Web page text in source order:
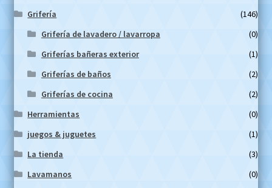
Grifería
(146)
Grifería de lavadero / lavarropa
(0)
Griferías bañeras exterior
(1)
Griferías de baños
(2)
Griferías de cocina
(2)
Herramientas
(0)
juegos & juguetes
(1)
La tienda
(3)
Lavamanos
(0)